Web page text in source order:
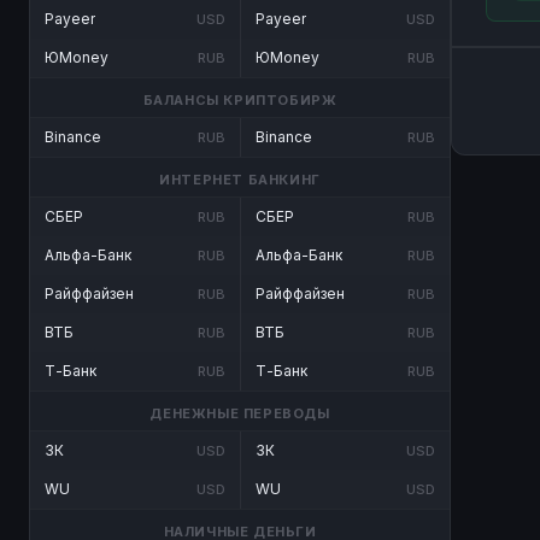
Payeer USD
ЮMoney RUB
Payeer USD
ЮMoney RUB
БАЛАНСЫ КРИПТОБИРЖ
Binance RUB Binance RUB
ИНТЕРНЕТ БАНКИНГ
СБЕР RUB
Альфа-Банк RUB
Райффайзен RUB
ВТБ RUB
Т-Банк RUB
СБЕР RUB
Альфа-Банк RUB
Райффайзен RUB
ВТБ RUB
Т-Банк RUB
ДЕНЕЖНЫЕ ПЕРЕВОДЫ
ЗК USD
WU USD
ЗК USD
WU USD
НАЛИЧНЫЕ ДЕНЬГИ